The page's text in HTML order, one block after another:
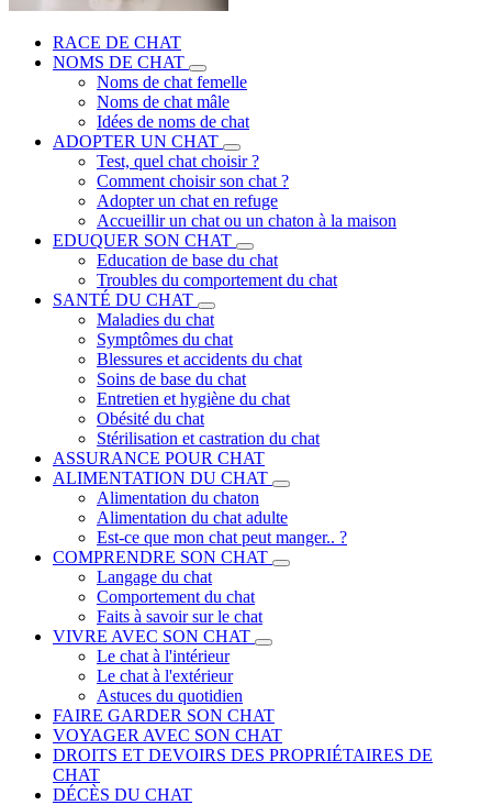
RACE DE CHAT
NOMS DE CHAT
Noms de chat femelle
Noms de chat mâle
Idées de noms de chat
ADOPTER UN CHAT
Test, quel chat choisir ?
Comment choisir son chat ?
Adopter un chat en refuge
Accueillir un chat ou un chaton à la maison
EDUQUER SON CHAT
Education de base du chat
Troubles du comportement du chat
SANTÉ DU CHAT
Maladies du chat
Symptômes du chat
Blessures et accidents du chat
Soins de base du chat
Entretien et hygiène du chat
Obésité du chat
Stérilisation et castration du chat
ASSURANCE POUR CHAT
ALIMENTATION DU CHAT
Alimentation du chaton
Alimentation du chat adulte
Est-ce que mon chat peut manger.. ?
COMPRENDRE SON CHAT
Langage du chat
Comportement du chat
Faits à savoir sur le chat
VIVRE AVEC SON CHAT
Le chat à l'intérieur
Le chat à l'extérieur
Astuces du quotidien
FAIRE GARDER SON CHAT
VOYAGER AVEC SON CHAT
DROITS ET DEVOIRS DES PROPRIÉTAIRES DE
CHAT
DÉCÈS DU CHAT